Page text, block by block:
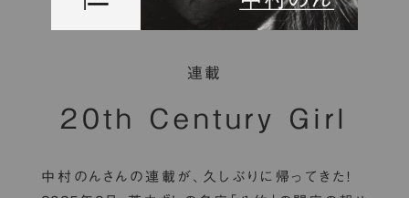
連載
20th Century Girl
中村のんさんの連載が、久しぶりに帰ってきた！